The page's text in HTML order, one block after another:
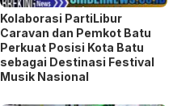
Kolaborasi PartiLibur
Caravan dan Pemkot Batu
Perkuat Posisi Kota Batu
sebagai Destinasi Festival
Musik Nasional